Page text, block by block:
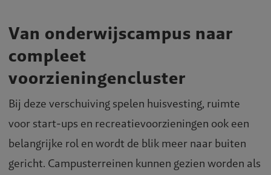
Van onderwijscampus naar
compleet
voorzieningencluster
Bij deze verschuiving spelen huisvesting, ruimte
voor start-ups en recreatievoorzieningen ook een
belangrijke rol en wordt de blik meer naar buiten
gericht. Campusterreinen kunnen gezien worden als